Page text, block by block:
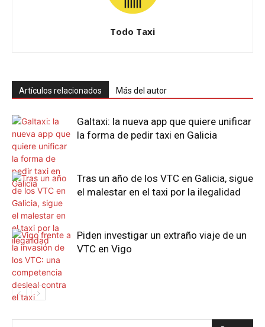
Todo Taxi
Artículos relacionados Más del autor
Galtaxi: la nueva app que quiere unificar
la forma de pedir taxi en Galicia
Tras un año de los VTC en Galicia, sigue
el malestar en el taxi por la ilegalidad
Piden investigar un extraño viaje de un
VTC en Vigo